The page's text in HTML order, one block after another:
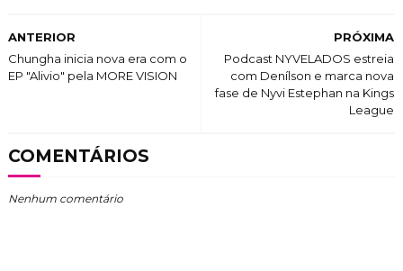
PRÓXIMA
Podcast NYVELADOS estreia
com Denílson e marca nova
fase de Nyvi Estephan na Kings
League
ANTERIOR
Chungha inicia nova era com o
EP "Alivio" pela MORE VISION
COMENTÁRIOS
Nenhum comentário